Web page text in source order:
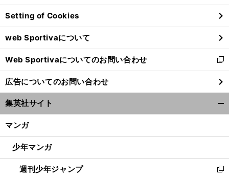
ン
ド
ウ
で
開
く
Setting of Cookies
web Sportivaについて
Web Sportivaについてのお問い合わせ
新
し
い
ウ
ィ
ン
ウ
開
く
広告についてのお問い合わせ
集英社サイト
マンガ
少年マンガ
週刊少年ジャンプ
新